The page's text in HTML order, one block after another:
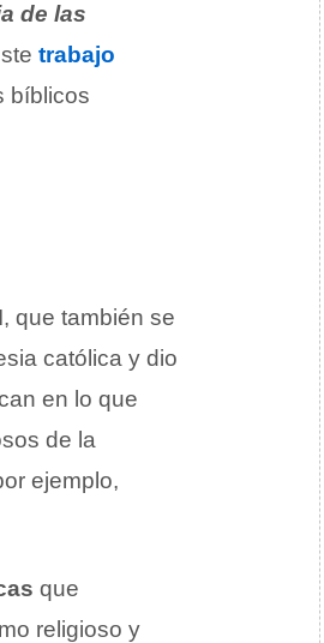
de las
trabajo
bíblicos
que también se
católica y dio
en lo que
de la
ejemplo,
que
religioso y